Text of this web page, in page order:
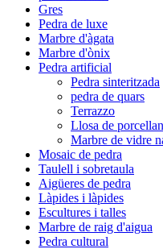
Gres
Pedra de luxe
Marbre d'àgata
Marbre d'ònix
Pedra artificial
Pedra sinteritzada
pedra de quars
Terrazzo
Llosa de
Marbre de vidre
Mosaic de pedra
Taulell i sobretaula
Aigüeres de pedra
Làpides i làpides
Escultures i talles
Marbre de raig d'aigua
Pedra cultural